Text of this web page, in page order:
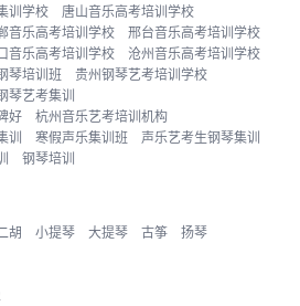
训学校
唐山音乐高考培训学校
音乐高考培训学校
邢台音乐高考培训学校
音乐高考培训学校
沧州音乐高考培训学校
琴培训班
贵州钢琴艺考培训学校
琴艺考集训
好
杭州音乐艺考培训机构
训 寒假声乐集训班
声乐艺考生钢琴集训
钢琴培训
胡 小提琴 大提琴 古筝 扬琴